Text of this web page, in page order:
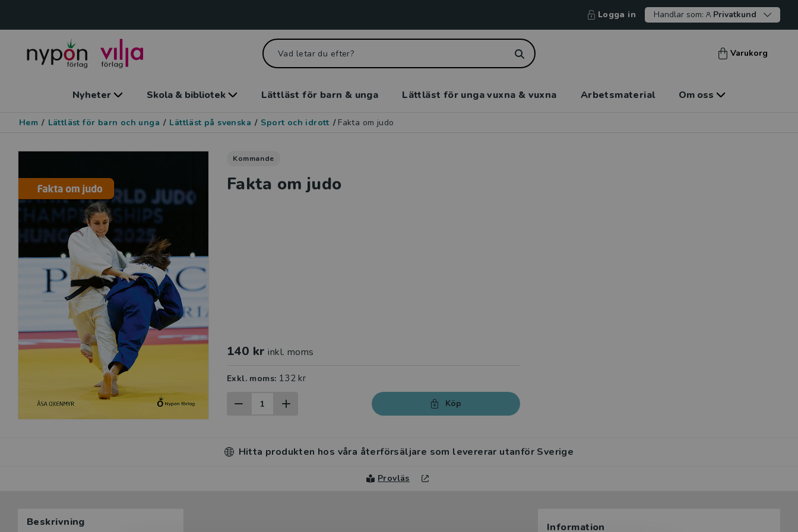
Logga in Handlar som: Privatkund
Varukorg
Nyheter Skola & bibliotek Lättläst för barn & unga Lättläst för unga vuxna & vuxna Arbetsmaterial Om oss
Hem / Lättläst för barn och unga / Lättläst på svenska / Sport och idrott / Fakta om judo
Kommande
Fakta om judo
140 kr inkl. moms
Exkl. moms: 132 kr
Köp
Hitta produkten hos våra återförsäljare som levererar utanför Sverige
Provläs
Beskrivning Information